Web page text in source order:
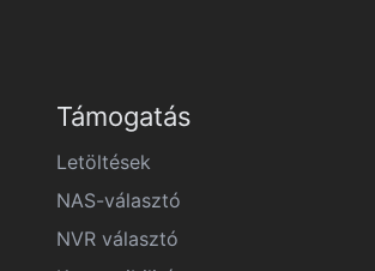
Támogatás
Letöltések
NAS-választó
NVR választó